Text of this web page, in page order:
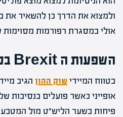
ולמצוא את הדרך כן להשאיר את
אולי במסגרת רפורמות מסוימות
השפעות ה Brexit בטווח המיידי
בטווח המיידישוק ההון הגיב
אופייני כאשר פועלים בנסיבות
פיחות בשער הליש״ט מול